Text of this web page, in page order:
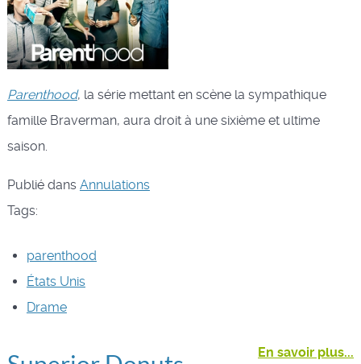
Parenthood, la série mettant en scène la sympathique
famille Braverman, aura droit à une sixième et ultime
saison.
Publié dans Annulations
Tags:
parenthood
États Unis
Drame
En savoir plus...